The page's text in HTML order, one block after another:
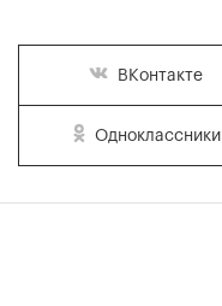
ВКонтакте
Одноклассники